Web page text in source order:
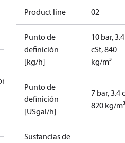
Product line 02
Punto de
definición
[kg/h]
10 bar, 3.4
cSt, 840
kg/m³
Punto de
definición
[USgal/h]
7 bar, 3.4
820 kg/m³
Sustancias de